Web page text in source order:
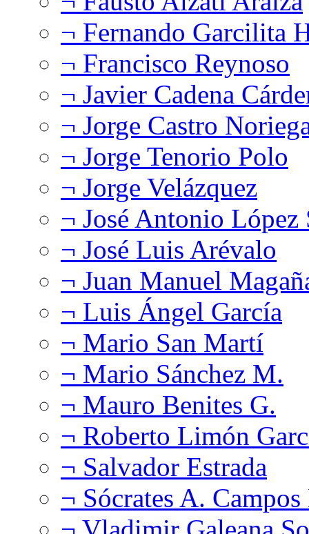
¬ Fernando Garcilita
¬ Francisco Reynoso
¬ Javier Cadena
¬ Jorge Castro
¬ Jorge Tenorio Polo
¬ Jorge Velázquez
¬ José Antonio López
¬ José Luis Arévalo
¬ Juan Manuel
¬ Luis Ángel García
¬ Mario San Martí
¬ Mario Sánchez M.
¬ Mauro Benites G.
¬ Roberto Limón
¬ Salvador Estrada
¬ Sócrates A.